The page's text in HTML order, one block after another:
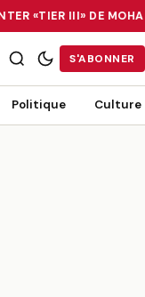
«TIER III» DE
DE MOHAMMADIA, UN
S'ABONNER
Politique Culture